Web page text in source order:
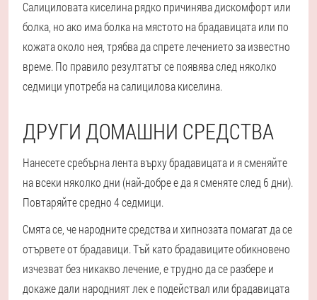
Салициловата киселина рядко причинява дискомфорт или
болка, но ако има болка на мястото на брадавицата или по
кожата около нея, трябва да спрете лечението за известно
време. По правило резултатът се появява след няколко
седмици употреба на салицилова киселина.
ДРУГИ ДОМАШНИ СРЕДСТВА
Нанесете сребърна лента върху брадавицата и я сменяйте
на всеки няколко дни (най-добре е да я сменяте след 6 дни).
Повтаряйте средно 4 седмици.
Смята се, че народните средства и хипнозата помагат да се
отървете от брадавици. Тъй като брадавиците обикновено
изчезват без никакво лечение, е трудно да се разбере и
докаже дали народният лек е подействал или брадавицата